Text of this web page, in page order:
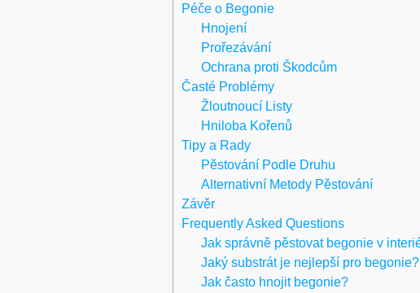
Péče o Begonie
Hnojení
Prořezávání
Ochrana proti Škodcům
Časté Problémy
Žloutnoucí Listy
Hniloba Kořenů
Tipy a Rady
Pěstování Podle Druhu
Alternativní Metody Pěstování
Závěr
Frequently Asked Questions
Jak správně pěstovat begonie v
Jaký substrát je nejlepší pro begonie?
Jak často hnojit begonie?